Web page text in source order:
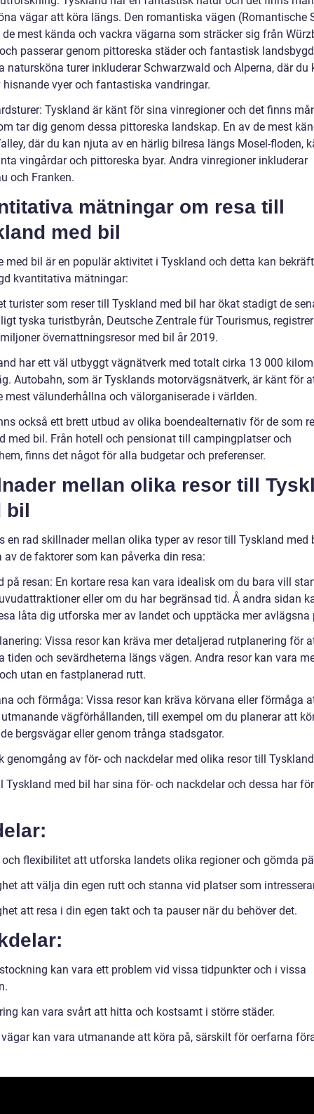
vägar att köra längs. Den romantiska vägen (Romantische
de mest kända och vackra vägarna som sträcker sig från
passerar genom pittoreska städer och fantastisk
natursköna turer inkluderar Schwarzwald och Alperna, där du
hisnande vyer och fantastiska vandringar.
Tyskland är känt för sina vinregioner och det finns
tar dig genom dessa pittoreska landskap. En av de mest
där du kan njuta av en härlig bilresa längs Mosel-floden,
vingårdar och pittoreska byar. Andra vinregioner inkluderar
och Franken.
mätningar om resa till
med bil
med bil är en populär aktivitet i Tyskland och detta kan
kvantitativa mätningar:
turister som reser till Tyskland med bil har ökat stadigt de
tyska turistbyrån, Deutsche Zentrale für Tourismus,
övernattningsresor med bil år 2019.
har ett väl utbyggt vägnätverk med totalt cirka 13 000
Autobahn, som är Tysklands motorvägsnätverk, är känt för
mest välunderhållna och välorganiserade i världen.
också ett brett utbud av olika boendealternativ för de som
med bil. Från hotell och pensionat till campingplatser och
finns det något för alla budgetar och preferenser.
mellan olika resor till
bil
en rad skillnader mellan olika typer av resor till Tyskland med
av de faktorer som kan påverka din resa:
på resan: En kortare resa kan vara idealisk om du bara vill
eller om du har begränsad tid. Å andra sidan
låta dig utforska mer av landet och upptäcka mer avlägsna
Vissa resor kan kräva mer detaljerad rutplanering för
tiden och sevärdheterna längs vägen. Andra resor kan vara
utan en fastplanerad rutt.
och förmåga: Vissa resor kan kräva körvana eller förmåga
vägförhållanden, till exempel om du planerar att
bergsvägar eller genom trånga stadsgator.
genomgång av för- och nackdelar med olika resor till
Tyskland med bil har sina för- och nackdelar och dessa har
flexibilitet att utforska landets olika regioner och gömda
att välja din egen rutt och stanna vid platser som
att resa i din egen takt och ta pauser när du behöver det.
kan vara ett problem vid vissa tidpunkter och i vissa
kan vara svårt att hitta och kostsamt i större städer.
kan vara utmanande att köra på, särskilt för oerfarna